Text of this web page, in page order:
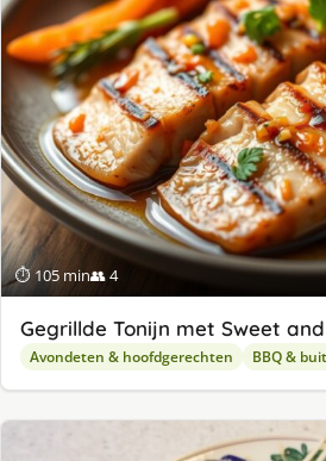
⏱ 105 min👥 4
Gegrillde Tonijn met Sweet
Avondeten & hoofdgerechten BBQ &